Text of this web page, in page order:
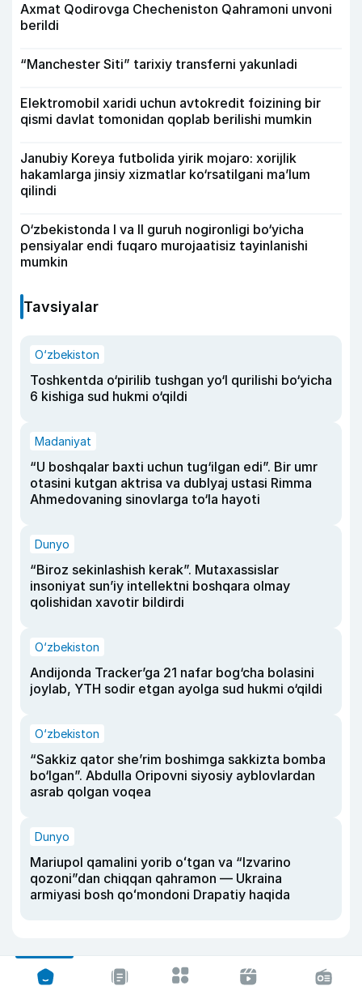
Axmat Qodirovga Checheniston Qahramoni unvoni
berildi
“Manchester Siti” tarixiy transferni yakunladi
Elektromobil xaridi uchun avtokredit foizining bir
qismi davlat tomonidan qoplab berilishi mumkin
Janubiy Koreya futbolida yirik mojaro: xorijlik
hakamlarga jinsiy xizmatlar ko‘rsatilgani ma’lum
qilindi
O‘zbekistonda I va II guruh nogironligi bo‘yicha
pensiyalar endi fuqaro murojaatisiz tayinlanishi
mumkin
Tavsiyalar
O‘zbekiston
Toshkentda o‘pirilib tushgan yo‘l qurilishi bo‘yicha
6 kishiga sud hukmi o‘qildi
Madaniyat
“U boshqalar baxti uchun tug‘ilgan edi”. Bir umr
otasini kutgan aktrisa va dublyaj ustasi Rimma
Ahmedovaning sinovlarga to‘la hayoti
Dunyo
“Biroz sekinlashish kerak”. Mutaxassislar
insoniyat sun’iy intellektni boshqara olmay
qolishidan xavotir bildirdi
O‘zbekiston
Andijonda Tracker’ga 21 nafar bog‘cha bolasini
joylab, YTH sodir etgan ayolga sud hukmi o‘qildi
O‘zbekiston
“Sakkiz qator she’rim boshimga sakkizta bomba
bo‘lgan”. Abdulla Oripovni siyosiy ayblovlardan
asrab qolgan voqea
Dunyo
Mariupol qamalini yorib oʻtgan va “Izvarino
qozoni”dan chiqqan qahramon — Ukraina
armiyasi bosh qoʻmondoni Drapatiy haqida